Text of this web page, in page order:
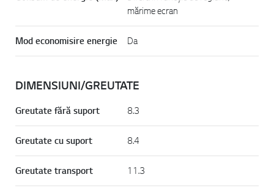
mărime ecran
Mod economisire energie Da
DIMENSIUNI/GREUTATE
Greutate fără suport 8.3
Greutate cu suport 8.4
Greutate transport 11.3